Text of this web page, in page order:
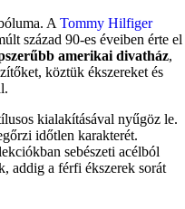
A Tommy Hilfiger
század 90-es éveiben érte el
amerikai divatház,
köztük ékszereket és
kialakításával nyűgöz le.
időtlen karakterét.
sebészeti acélból
addig a férfi ékszerek sorát